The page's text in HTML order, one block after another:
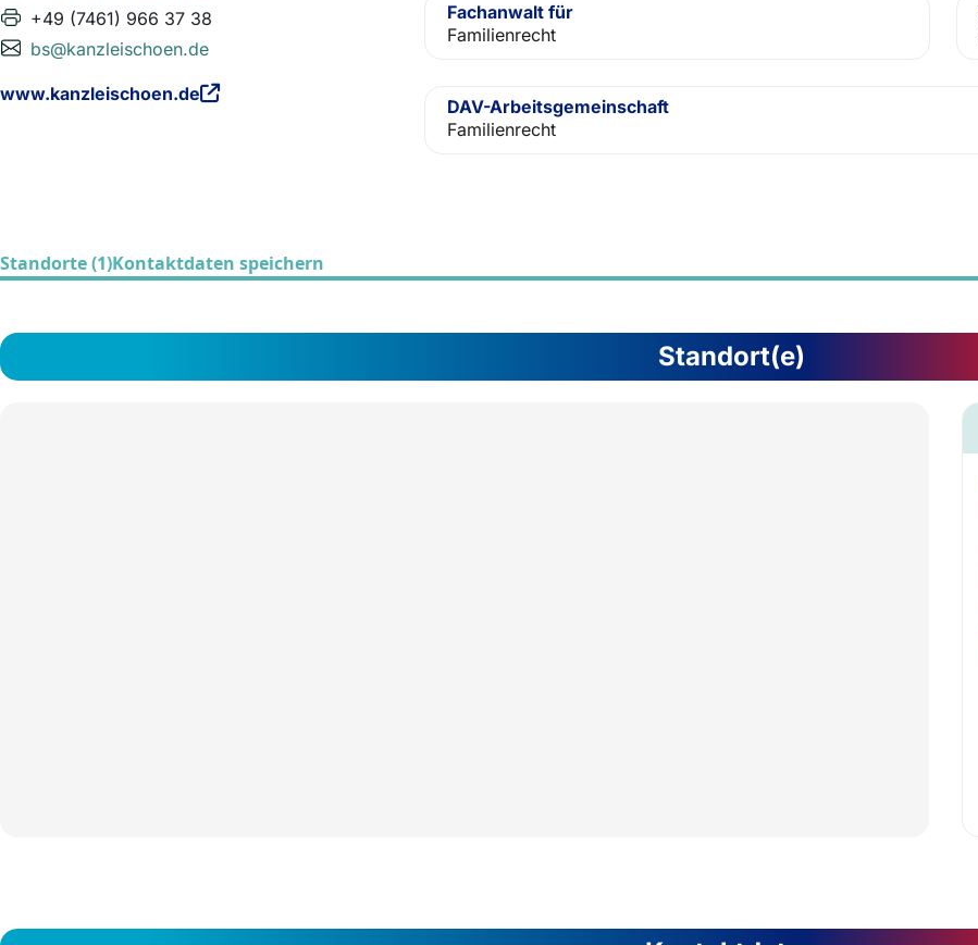
+49 (7461) 966 37 38
bs@kanzleischoen.de
www.kanzleischoen.de
Fachanwalt für
Familienrecht
DAV-Arbeitsgemeinschaft
Familienrecht
Standorte (1)Kontaktdaten speichern
Standort(e)